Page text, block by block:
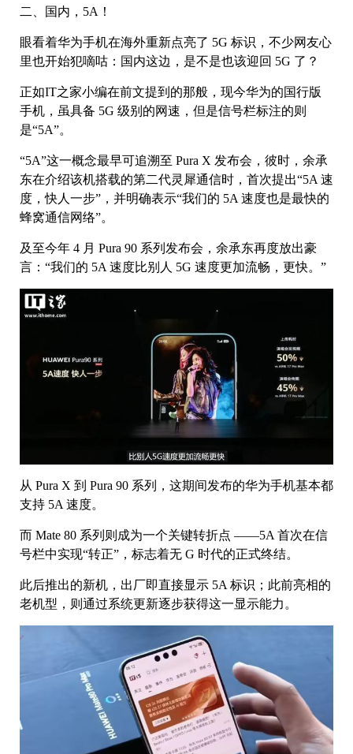
二、国内，5A！
眼看着华为手机在海外重新点亮了 5G 标识，不少网友心
里也开始犯嘀咕：国内这边，是不是也该迎回 5G 了？
正如IT之家小编在前文提到的那般，现今华为的国行版
手机，虽具备 5G 级别的网速，但是信号栏标注的则
是“5A”。
“5A”这一概念最早可追溯至 Pura X 发布会，彼时，余承
东在介绍该机搭载的第二代灵犀通信时，首次提出“5A 速
度，快人一步”，并明确表示“我们的 5A 速度也是最快的
蜂窝通信网络”。
及至今年 4 月 Pura 90 系列发布会，余承东再度放出豪
言：“我们的 5A 速度比别人 5G 速度更加流畅，更快。”
从 Pura X 到 Pura 90 系列，这期间发布的华为手机基本都
支持 5A 速度。
而 Mate 80 系列则成为一个关键转折点 ——5A 首次在信
号栏中实现“转正”，标志着无 G 时代的正式终结。
此后推出的新机，出厂即直接显示 5A 标识；此前亮相的
老机型，则通过系统更新逐步获得这一显示能力。